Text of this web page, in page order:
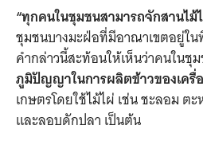
“ทุกคนในชุมชนสามารถจักสานไม้
ชุมชนบางมะฝ่อที่มีอาณาเขตอยู่ใ
คำกล่าวนี้สะท้อนให้เห็นว่าคนในชุ
ภูมิปัญญาในการผลิตข้าวของเครื่
เกษตรโดยใช้ไม้ไผ่ เช่น ชะลอม ต
และลอบดักปลา เป็นต้น